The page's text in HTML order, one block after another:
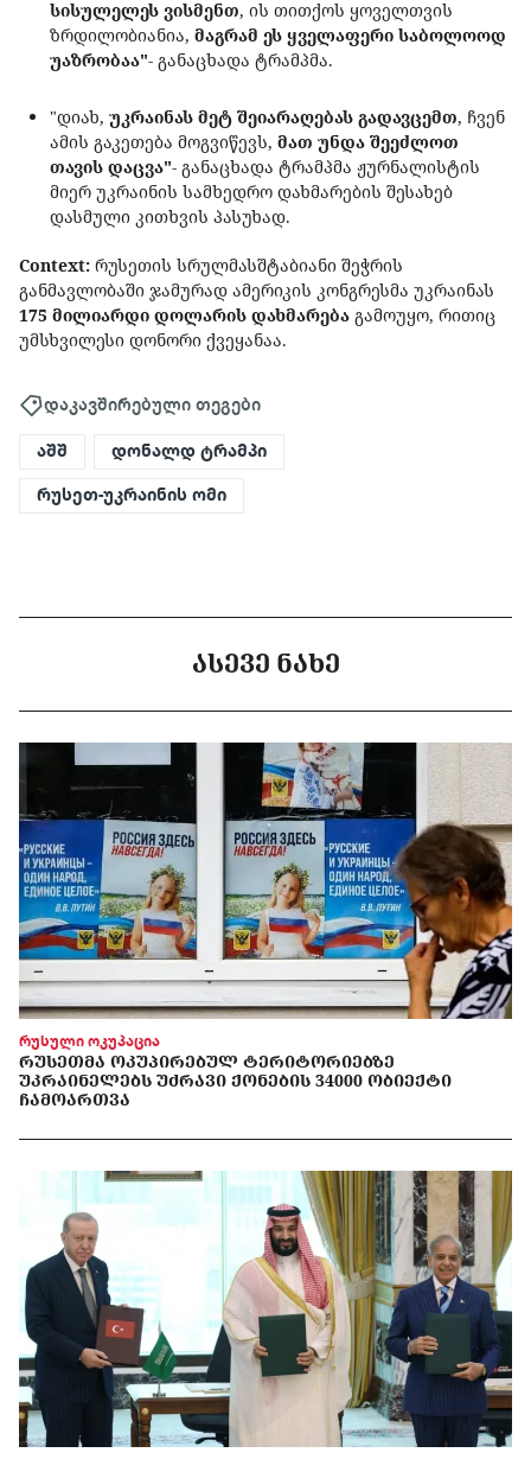
სისულელეს ვისმენთ, ის თითქოს ყოველთვის
ზრდილობიანია, მაგრამ ეს ყველაფერი საბოლოოდ
უაზრობაა"- განაცხადა ტრამპმა.
"დიახ, უკრაინას მეტ შეიარაღებას გადავცემთ, ჩვენ
ამის გაკეთება მოგვიწევს, მათ უნდა შეეძლოთ
თავის დაცვა"- განაცხადა ტრამპმა ჟურნალისტის
მიერ უკრაინის სამხედრო დახმარების შესახებ
დასმული კითხვის პასუხად.
Context: რუსეთის სრულმასშტაბიანი შეჭრის
განმავლობაში ჯამურად ამერიკის კონგრესმა უკრაინას
175 მილიარდი დოლარის დახმარება გამოუყო, რითიც
უმსხვილესი დონორი ქვეყანაა.
დაკავშირებული თეგები
აშშ დონალდ ტრამპი
რუსეთ-უკრაინის ომი
ᲐᲡᲔᲕᲔ ᲜᲐᲮᲔ
რუსული ოკუპაცია
ᲠᲣᲡᲔᲗᲛᲐ ᲝᲙᲣᲞᲘᲠᲔᲑᲣᲚ ᲢᲔᲠᲘᲢᲝᲠᲘᲔᲑᲖᲔ
ᲣᲙᲠᲐᲘᲜᲔᲚᲔᲑᲡ ᲣᲫᲠᲐᲕᲘ ᲥᲝᲜᲔᲑᲘᲡ 34000 ᲝᲑᲘᲔᲥᲢᲘ
ᲩᲐᲛᲝᲐᲠᲗᲕᲐ